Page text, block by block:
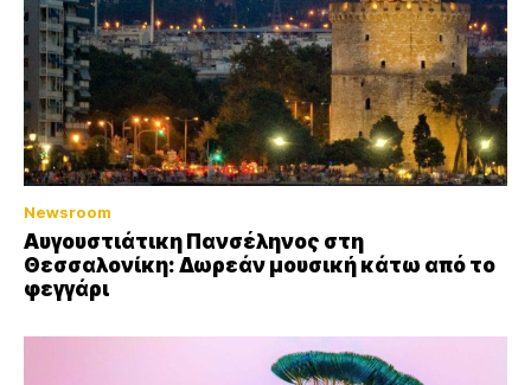
Newsroom
Αυγουστιάτικη Πανσέληνος στη
Θεσσαλονίκη: Δωρεάν μουσική κάτω από το
φεγγάρι